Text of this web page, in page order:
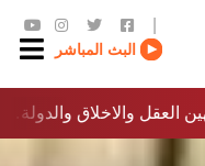
البث المباشر